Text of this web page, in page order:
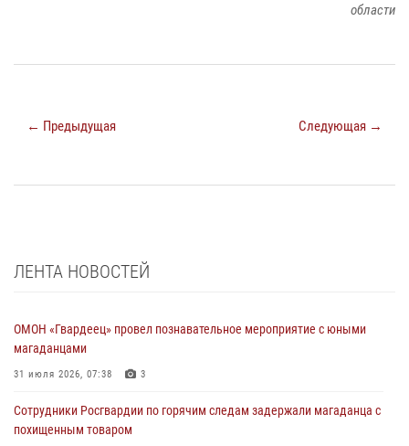
области
← Предыдущая Следующая →
ЛЕНТА НОВОСТЕЙ
ОМОН «Гвардеец» провел познавательное мероприятие с юными
магаданцами
31 июля 2026, 07:38 3
Сотрудники Росгвардии по горячим следам задержали магаданца с
похищенным товаром